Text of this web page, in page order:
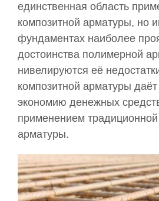
единственная область
композитной арматуры, но
фундаментах наиболее
достоинства полимерной
нивелируются её
композитной арматуры
экономию денежных
применением традиционной
арматуры.